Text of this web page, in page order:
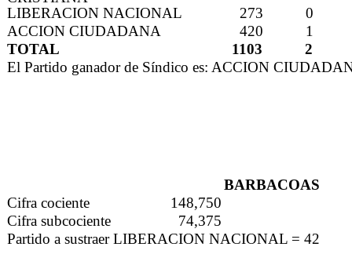
LIBERACION NACIONAL
273
0
ACCION CIUDADANA
420
1
TOTAL
1103
2
El Partido ganador de Síndico es: ACCION
BARBACOAS
Cifra cociente
148,750
Cifra subcociente
74,375
Partido a sustraer LIBERACION NACIONAL = 42